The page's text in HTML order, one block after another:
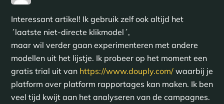
Interessant artikel! Ik gebruik zelf ook altijd het
´laatste niet-directe klikmodel´,
maar wil verder gaan experimenteren met andere
modellen uit het lijstje. Ik probeer op het moment een
gratis trial uit van https://www.douply.com/waarbij je
platform over platform rapportages kan maken. Ik ben
veel tijd kwijt aan het analyseren van de campagnes.